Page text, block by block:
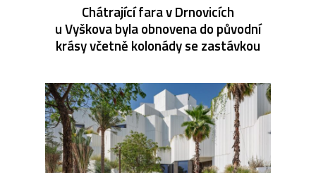
Chátrající fara v Drnovicích
u Vyškova byla obnovena do původní
krásy včetně kolonády se zastávkou